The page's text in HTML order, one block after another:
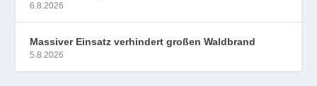
6.8.2026
Massiver Einsatz verhindert großen Waldbrand
5.8.2026